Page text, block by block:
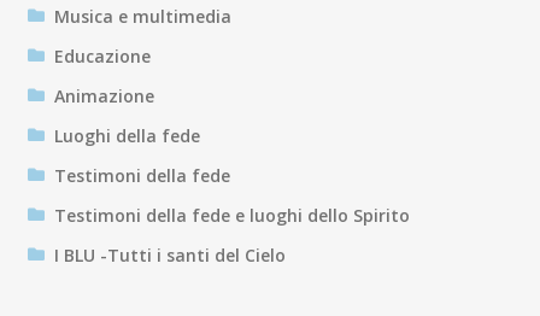
Musica e multimedia
Educazione
Animazione
Luoghi della fede
Testimoni della fede
Testimoni della fede e luoghi dello Spirito
I BLU -Tutti i santi del Cielo